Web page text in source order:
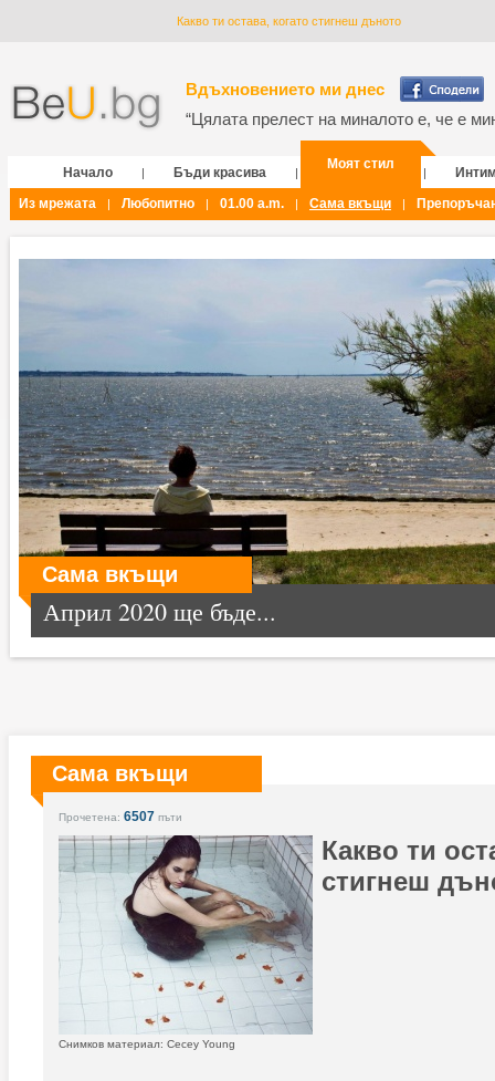
Какво ти остава, когато стигнеш дъното
Вдъхновението ми днес
“Цялата прелест на миналото е, че е
Начало | Бъди красива |
Моят стил
|
Из мрежата
| Любопитно | 01.00 a.m. | Сама вкъщи |
Сама вкъщи
Април 2020 ще бъде...
Сама вкъщи
Прочетена: 6507 пъти
Какво ти
стигнеш
Снимков материал: Cecey Young